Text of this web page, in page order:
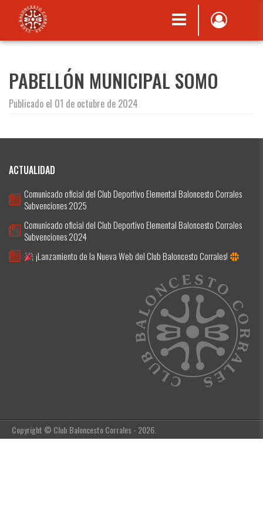
PABELLÓN MUNICIPAL SOMO
Publicado el 01 de octubre de 2024
ACTUALIDAD
Comunicado oficial del Club Deportivo Elemental Baloncesto Corrales
Subvenciones 2025
Comunicado oficial del Club Deportivo Elemental Baloncesto Corrales
Subvenciones 2024
¡Lanzamiento de la Nueva Web del Club Baloncesto Corrales!
Copyright © Club Baloncesto Corrales - 2026.